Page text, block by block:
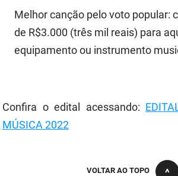
Melhor canção pelo voto popular:
de R$3.000 (três mil reais) para
equipamento ou instrumento
Confira o edital acessando:
MÚSICA 2022
VOLTAR AO TOPO